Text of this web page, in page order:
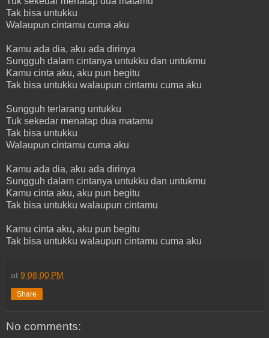
Tak bisa untukku
Walaupun cintamu cuma aku
Kamu ada dia, aku ada dirinya
Sungguh dalam cintanya untukku dan untukmu
Kamu cinta aku, aku pun begitu
Tak bisa untukku walaupun cintamu cuma aku
Sungguh terlarang untukku
Tuk sekedar menatap dua matamu
Tak bisa untukku
Walaupun cintamu cuma aku
Kamu ada dia, aku ada dirinya
Sungguh dalam cintanya untukku dan untukmu
Kamu cinta aku, aku pun begitu
Tak bisa untukku walaupun cintamu
Kamu cinta aku, aku pun begitu
Tak bisa untukku walaupun cintamu cuma aku
at 9:08:00 PM
Share
No comments: